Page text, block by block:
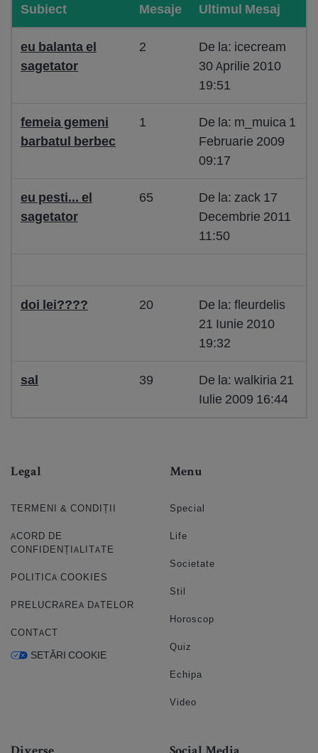
Subiect Mesaje Ultimul Mesaj
eu balanta el
sagetator
2
De la: icecream
30 Aprilie 2010
19:51
femeia gemeni
barbatul berbec
1
De la: m_muica 1
Februarie 2009
09:17
eu pesti... el
sagetator
65
De la: zack 17
Decembrie 2011
11:50
doi lei???? 20
De la: fleurdelis
21 Iunie 2010
19:32
sal 39
De la: walkiria 21
Iulie 2009 16:44
Legal
TERMENI & CONDIȚII
ACORD DE
CONFIDENȚIALITATE
POLITICA COOKIES
PRELUCRAREA DATELOR
CONTACT
SETĂRI COOKIE
Menu
Special
Life
Societate
Stil
Horoscop
Quiz
Echipa
Video